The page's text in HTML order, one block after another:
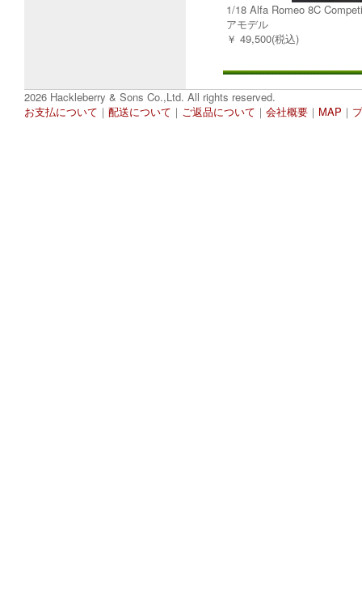
1/18 Alfa Romeo 8C
アモデル
￥ 49,500(税込)
2026 Hackleberry & Sons Co.,Ltd. All rights reserved.
お支払について ｜ 配送について ｜ ご返品について ｜ 会社概要 ｜ MAP ｜